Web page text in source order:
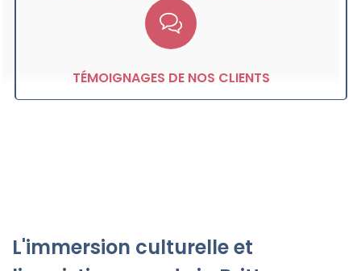
TÉMOIGNAGES DE NOS CLIENTS
L'immersion culturelle et